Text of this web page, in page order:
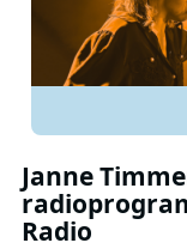
Janne
Radio